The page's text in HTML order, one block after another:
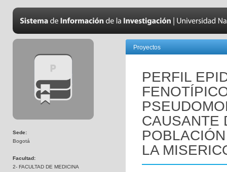
Sede:
Bogotá
Facultad:
2- FACULTAD DE MEDICINA
Proyectos
PERFIL
CAUSANTE
LA